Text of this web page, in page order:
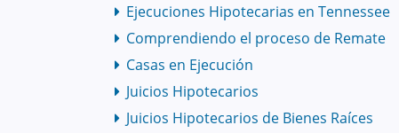
Ejecuciones Hipotecarias en Tennessee
Comprendiendo el proceso de Remate
Casas en Ejecución
Juicios Hipotecarios
Juicios Hipotecarios de Bienes Raíces